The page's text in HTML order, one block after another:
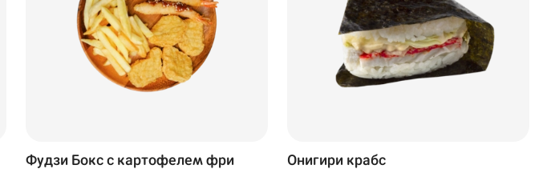
Фудзи Бокс с картофелем фри Онигири крабс